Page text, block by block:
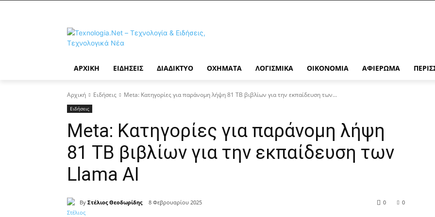
ΑΡΧΙΚΉ ΕΙΔΉΣΕΙΣ ΔΙΑΔΊΚΤΥΟ ΟΧΉΜΑΤΑ ΛΟΓΙΣΜΙΚΆ ΟΙΚΟΝΟΜΊΑ ΑΦΙΈΡΩΜΑ
Αρχική Ειδήσεις Meta: Κατηγορίες για παράνομη λήψη 81 TB βιβλίων για την εκπαίδευση των...
Ειδήσεις
Meta: Κατηγορίες για παράνομη λήψη
81 TB βιβλίων για την εκπαίδευση των
Llama AI
By Στέλιος Θεοδωρίδης 8 Φεβρουαρίου 2025 0
0